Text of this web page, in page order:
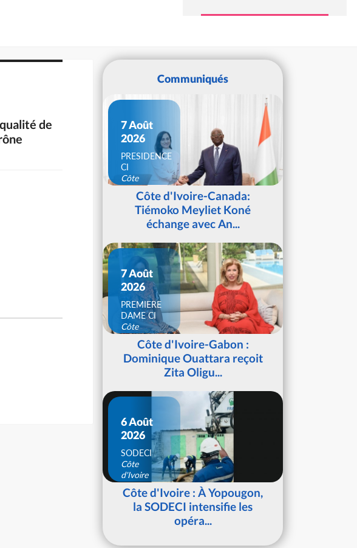
de
Communiqués
7 Août
2026
PRESIDENCE
CI
Côte
d'IvoireCôte d'Ivoire-Canada:
Tiémoko Meyliet Koné
échange avec An...
7 Août
2026
PREMIERE
DAME CI
Côte
d'IvoireCôte d'Ivoire-Gabon :
Dominique Ouattara reçoit
Zita Oligu...
6 Août
2026
SODECI
Côte
d'Ivoire
Côte d'Ivoire : À Yopougon,
la SODECI intensifie les
opéra...